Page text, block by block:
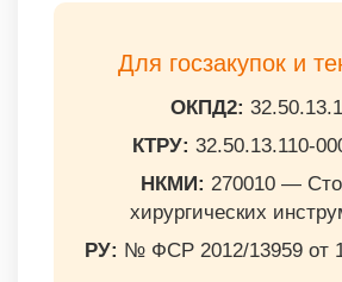
Для госзакупок и
ОКПД2:
КТРУ: 32.50.13.110-
НКМИ: 270010 —
хирургических
РУ: № ФСР 2012/13959 от